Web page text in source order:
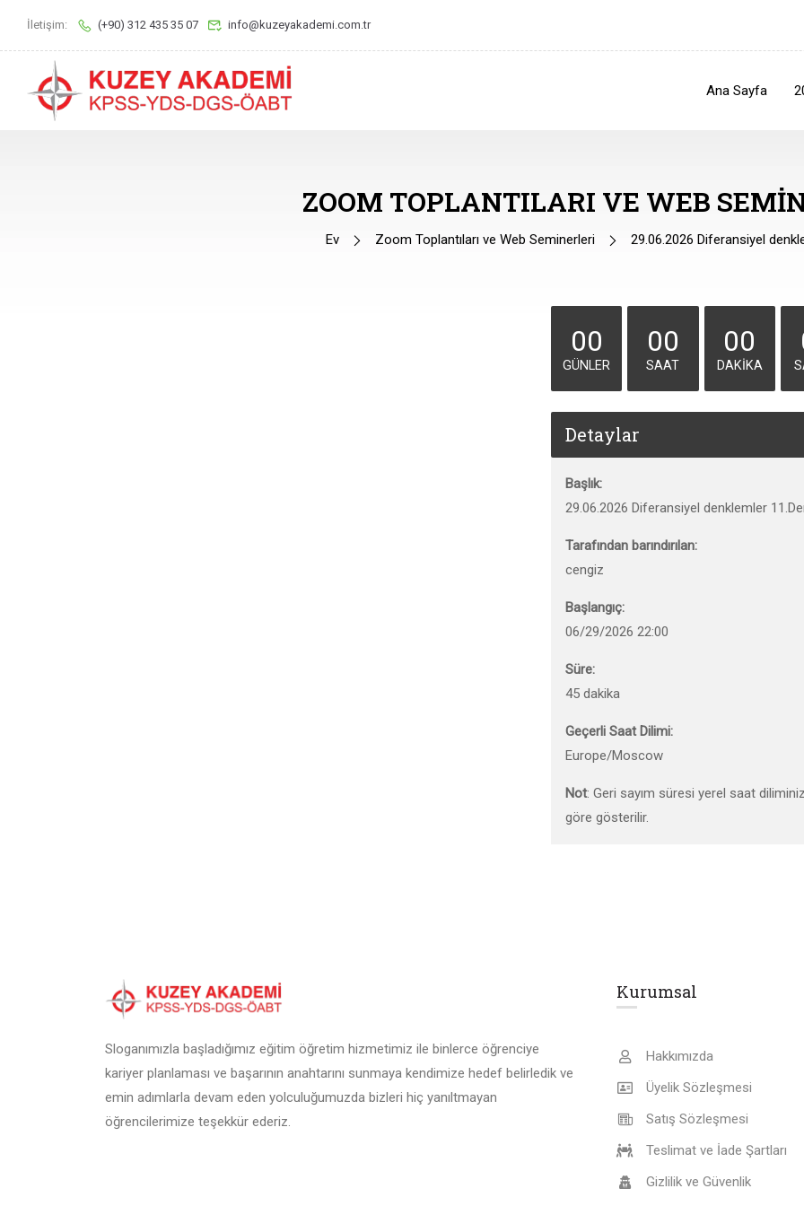
İletişim: (+90) 312 435 35 07 info@kuzeyakademi.com.tr
Ana Sayfa
ZOOM TOPLANTILARI VE WEB
Ev Zoom Toplantıları ve Web Seminerleri 29.06.2026 Diferansiyel
00
GÜNLER
00
SAAT
00
DAKIKA
Detaylar
Başlık:
29.06.2026 Diferansiyel denklemler
Tarafından barındırılan:
cengiz
Başlangıç:
06/29/2026 22:00
Süre:
45 dakika
Geçerli Saat Dilimi:
Europe/Moscow
Not: Geri sayım süresi yerel saat
göre gösterilir.
Sloganımızla başladığımız eğitim öğretim hizmetimiz ile binlerce öğrenciye
kariyer planlaması ve başarının anahtarını sunmaya kendimize hedef belirledik ve
emin adımlarla devam eden yolculuğumuzda bizleri hiç yanıltmayan
öğrencilerimize teşekkür ederiz.
Kurumsal
Hakkımızda
Üyelik Sözleşmesi
Satış Sözleşmesi
Teslimat ve İade Şartları
Gizlilik ve Güvenlik